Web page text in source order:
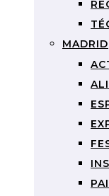
MADRID